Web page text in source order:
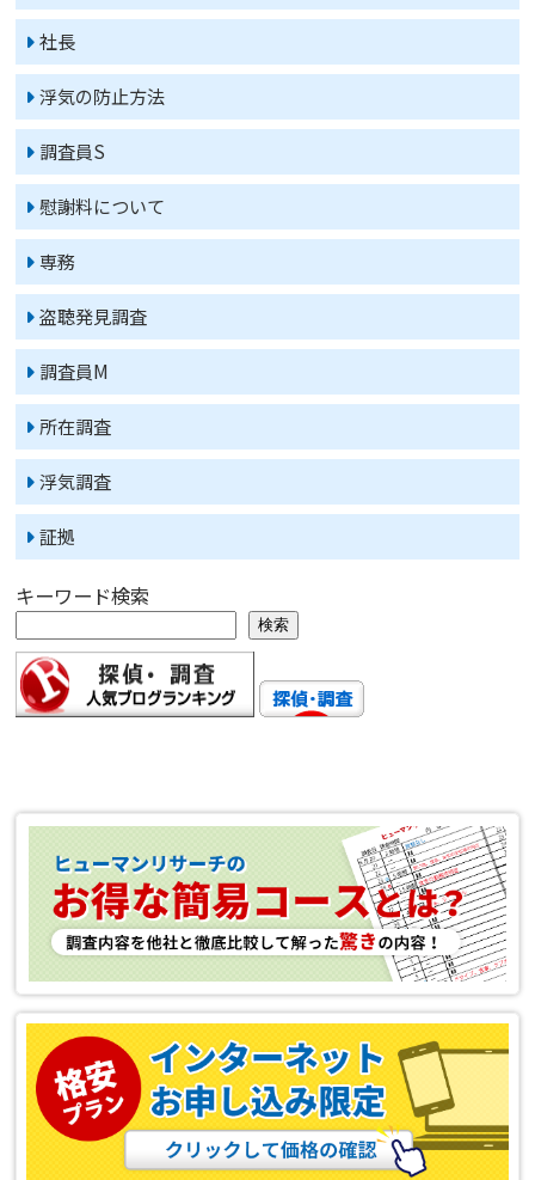
社長
浮気の防止方法
調査員S
慰謝料について
専務
盗聴発見調査
調査員M
所在調査
浮気調査
証拠
キーワード検索
検索